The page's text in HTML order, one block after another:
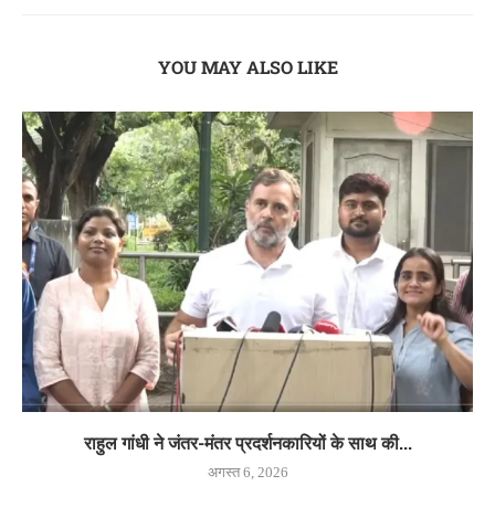
YOU MAY ALSO LIKE
राहुल गांधी ने जंतर-मंतर प्रदर्शनकारियों के साथ की...
अगस्त 6, 2026